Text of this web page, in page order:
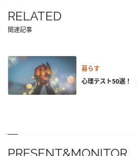
RELATED
関連記事
暮らす
心理テスト50選！